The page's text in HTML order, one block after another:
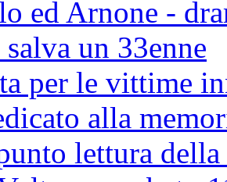
ed Arnone -
un 33enne
per le vittime
alla
lettura